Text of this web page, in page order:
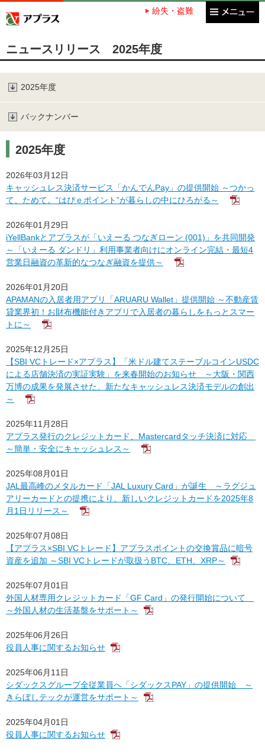
アプラス SBI新生銀行グループ紛失・盗難
ニュースリリース 2025年度
2025年度
バックナンバー
2025年度
2026年03月12日
キャッシュレス決済サービス「かんでんPay」の提供開始 ～つかっ
て、ためて。“はぴｅポイント”が暮らしの中にひろがる～
2026年01月29日
iYellBankとアプラスが「いえーる つなぎローン (001)」を共同開発
～「いえーる ダンドリ」利用事業者向けにオンライン完結・最短4
営業日融資の革新的なつなぎ融資を提供～
2026年01月20日
APAMANの入居者用アプリ「ARUARU Wallet」提供開始 ～不動産賃
貸業界初！お財布機能付きアプリで入居者の暮らしをもっとスマー
トに～
2025年12月25日
【SBI VCトレード×アプラス】「米ドル建てステーブルコインUSDC
による店舗決済の実証実験」を来春開始のお知らせ ～大阪・関西
万博の成果を発展させた、新たなキャッシュレス決済モデルの創出
～
2025年11月28日
アプラス発行のクレジットカード、Mastercardタッチ決済に対応
～簡単・安全にキャッシュレス～
2025年08月01日
JAL最高峰のメタルカード「JAL Luxury Card」が誕生 ～ラグジュ
アリーカードとの提携により、新しいクレジットカードを2025年8
月1日リリース～
2025年07月08日
【アプラス×SBI VCトレード】アプラスポイントの交換賞品に暗号
資産を追加 ～SBI VCトレードが取扱うBTC、ETH、XRP～
2025年07月01日
外国人材専用クレジットカード「GF Card」の発行開始について
～外国人材の生活基盤をサポート～
2025年06月26日
役員人事に関するお知らせ
2025年06月11日
シダックスグループ全従業員へ「シダックスPAY」の提供開始 ～
きらぼしテックが運営をサポート～
2025年04月01日
役員人事に関するお知らせ